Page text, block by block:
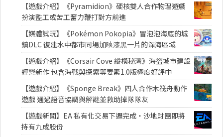
【遊戲介紹】《Pyramidion》硬核雙人合作物理遊戲
扮演監工或苦工奮力鞭打對方前進
【媒體試玩】《Pokémon Pokopia》冒泡泡海底的城
鎮DLC 復建水中都市同場加映漆黑一片的深海區域
【遊戲介紹】《Corsair Cove 縱橫秘灣》海盜城市建設
經營新作 包含海戰與探索等要素1.0版極度好評中
【遊戲介紹】《Sponge Break》四人合作木筏舟動作
遊戲 通過語音協調與解謎並救助掉隊隊友
【遊戲新聞】EA 私有化交易下週完成・沙地財團即將
持有九成股份